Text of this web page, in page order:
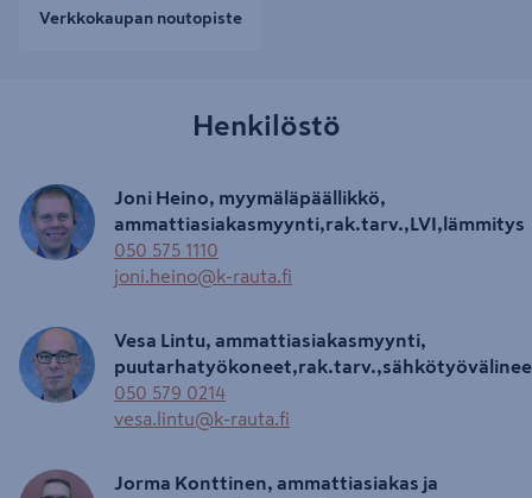
Verkkokaupan noutopiste
Henkilöstö
Joni Heino, myymäläpäällikkö,
ammattiasiakasmyynti,rak.tarv.,LVI,lämmitys
050 575 1110
joni.heino@k-rauta.fi
Vesa Lintu, ammattiasiakasmyynti,
050 579 0214
vesa.lintu@k-rauta.fi
Jorma Konttinen, ammattiasiakas ja